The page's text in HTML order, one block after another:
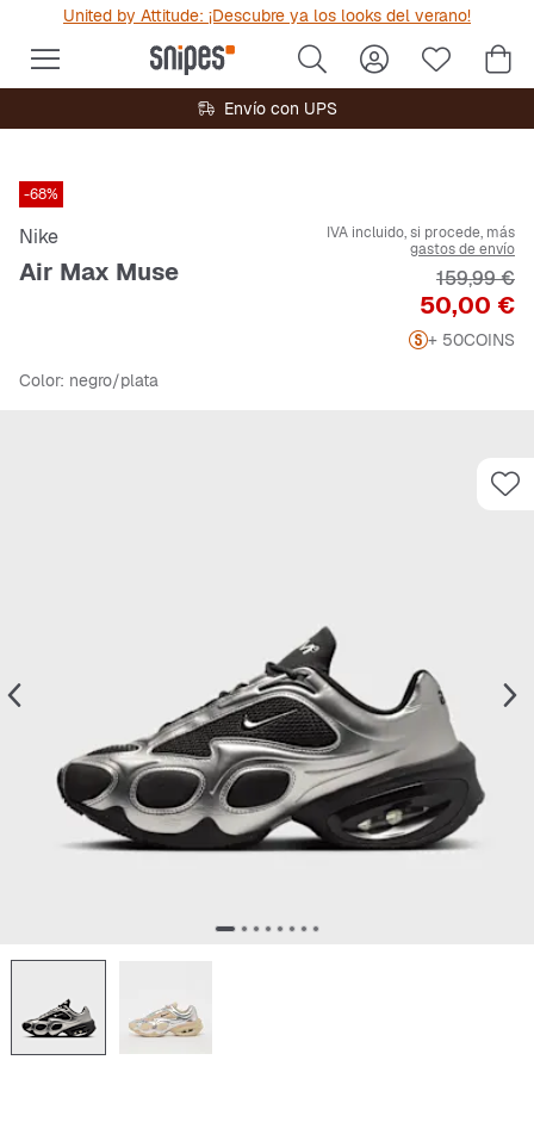
United by Attitude: ¡Descubre ya los looks del verano!
Envío con UPS
-68%
Nike
Air Max Muse
IVA incluido, si procede, más
gastos de envío
Precio
50,00 €
Precio
159,99 €
+ 50COINS
Color: negro/plata